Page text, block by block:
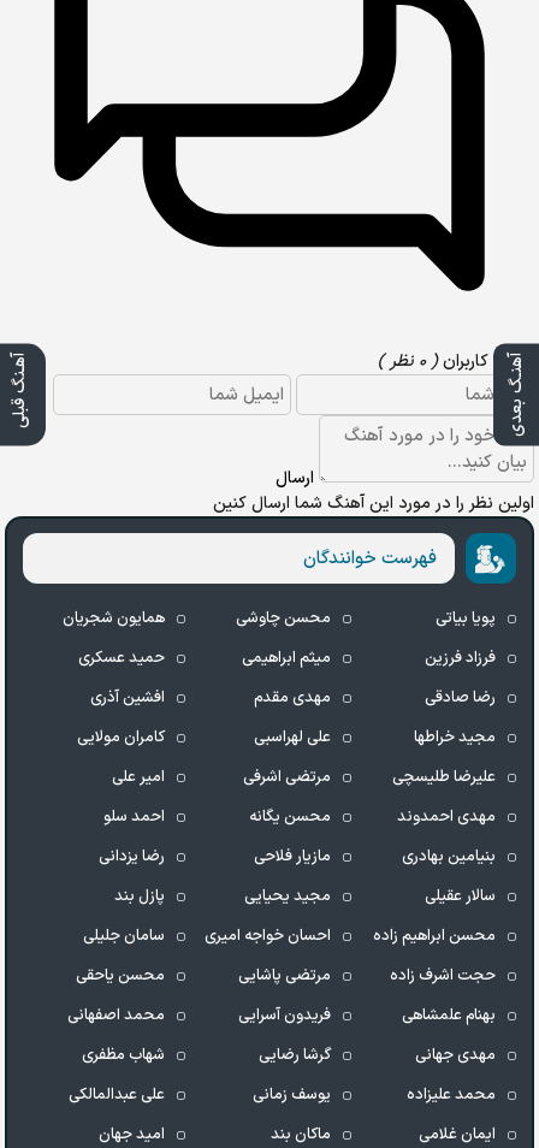
آهـنگ قبلی آهنـگ بعدی
نظرات کاربران( ۰ نظر )
ارسال
اولین نظر را در مورد این آهنگ شما ارسال کنین
فهرست خوانندگان
پویا بیاتی محسن چاوشی
همایون شجریان
فرزاد فرزین
میثم ابراهیمی
حمید عسکری
رضا صادقی
مهدی مقدم
افشین آذری
مجید خراطها
علی لهراسبی
کامران مولایی
علیرضا طلیسچی
مرتضی اشرفی
امیر علی
مهدی احمدوند
محسن یگانه
احمد سلو
بنیامین بهادری
مازیار فلاحی
رضا یزدانی
سالار عقیلی
مجید یحیایی
پازل بند
محسن ابراهیم زاده
احسان خواجه امیری
سامان جلیلی
حجت اشرف زاده
مرتضی پاشایی
محسن یاحقی
بهنام علمشاهی
فریدون آسرایی
محمد اصفهانی
مهدی جهانی
گرشا رضایی
شهاب مظفری
محمد علیزاده
یوسف زمانی
علی عبدالمالکی
ایمان غلامی
ماکان بند
امید جهان